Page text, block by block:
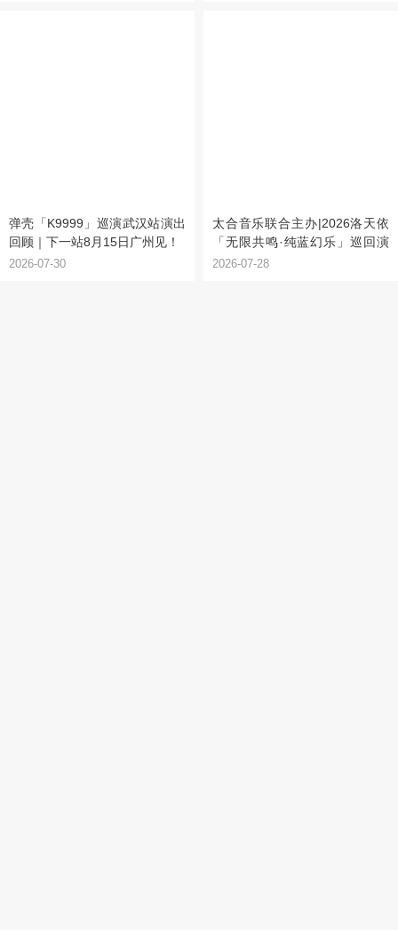
弹壳「K9999」巡演武汉站演出
回顾｜下一站8月15日广州见！
2026-07-30
太合音乐联合主办|2026洛天依
「无限共鸣·纯蓝幻乐」巡回演
唱会·上海站嘉宾揭晓&观演须知
2026-07-28